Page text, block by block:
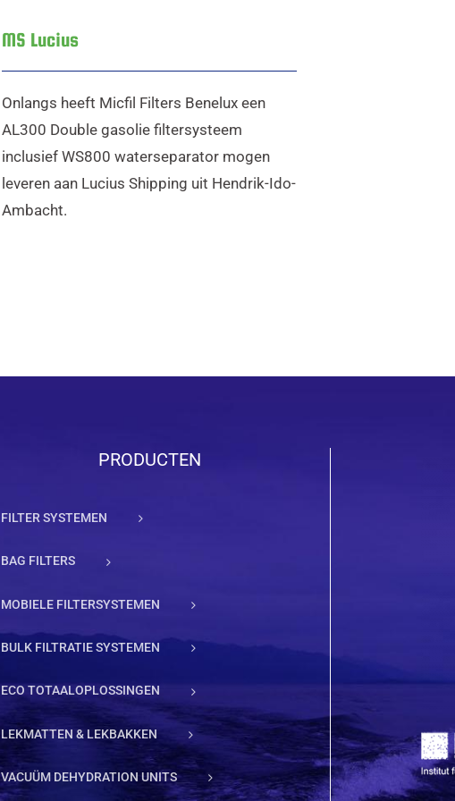
MS Lucius
Onlangs heeft Micfil Filters Benelux een
AL300 Double gasolie filtersysteem
inclusief WS800 waterseparator mogen
leveren aan Lucius Shipping uit Hendrik-Ido-
Ambacht.
PRODUCTEN
FILTER SYSTEMEN
BAG FILTERS
MOBIELE FILTERSYSTEMEN
BULK FILTRATIE SYSTEMEN
ECO TOTAALOPLOSSINGEN
LEKMATTEN & LEKBAKKEN
VACUÜM DEHYDRATION UNITS